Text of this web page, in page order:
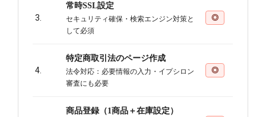
3.
常時SSL設定
セキュリティ確保・検索エンジン対策と
して必須
◎
4.
特定商取引法のページ作成
法令対応：必要情報の入力・イプシロン
審査にも必要
◎
商品登録（1商品＋在庫設定）